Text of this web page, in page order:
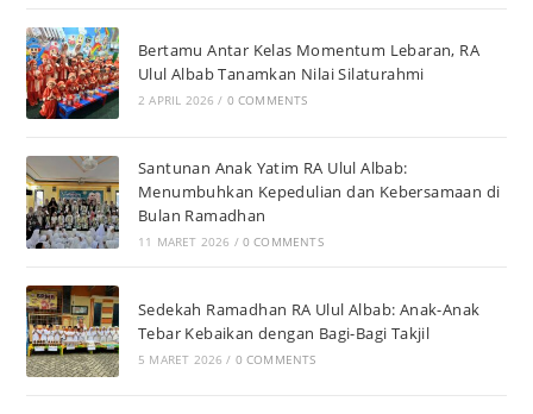
Bertamu Antar Kelas Momentum Lebaran, RA
Ulul Albab Tanamkan Nilai Silaturahmi
2 APRIL 2026 / 0 COMMENTS
Santunan Anak Yatim RA Ulul Albab:
Menumbuhkan Kepedulian dan Kebersamaan di
Bulan Ramadhan
11 MARET 2026 / 0 COMMENTS
Sedekah Ramadhan RA Ulul Albab: Anak-Anak
Tebar Kebaikan dengan Bagi-Bagi Takjil
5 MARET 2026 / 0 COMMENTS